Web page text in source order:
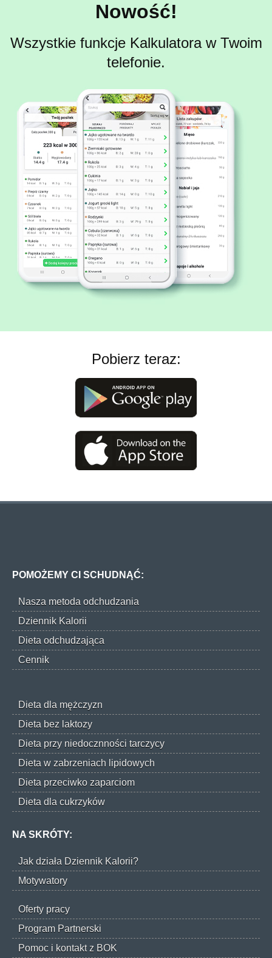
Nowość!
Wszystkie funkcje Kalkulatora w Twoim
telefonie.
Pobierz teraz:
POMOŻEMY CI SCHUDNĄĆ:
Nasza metoda odchudzania
Dziennik Kalorii
Dieta odchudzająca
Cennik
Dieta dla mężczyzn
Dieta bez laktozy
Dieta przy niedocznności tarczycy
Dieta w zabrzeniach lipidowych
Dieta przeciwko zaparciom
Dieta dla cukrzyków
NA SKRÓTY:
Jak działa Dziennik Kalorii?
Motywatory
Oferty pracy
Program Partnerski
Pomoc i kontakt z BOK